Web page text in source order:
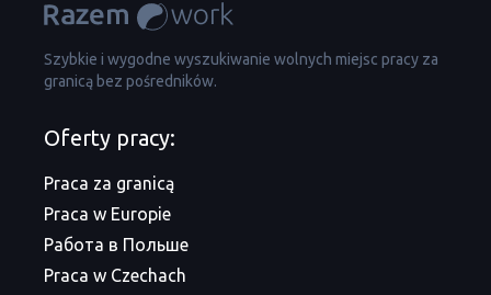
Szybkie i wygodne wyszukiwanie wolnych miejsc pracy za
granicą bez pośredników.
Oferty pracy:
Praca za granicą
Praca w Europie
Работа в Польше
Praca w Czechach